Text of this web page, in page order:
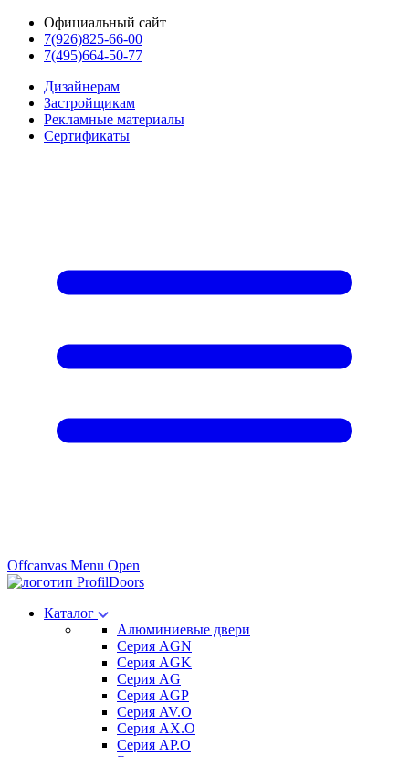
Официальный сайт
7(926)825-66-00
7(495)664-50-77
Дизайнерам
Застройщикам
Рекламные материалы
Сертификаты
Offcanvas Menu Open
Каталог
Алюминиевые двери
Серия AGN
Серия AGK
Серия AG
Серия AGP
Серия AV.O
Серия AX.O
Серия AP.O